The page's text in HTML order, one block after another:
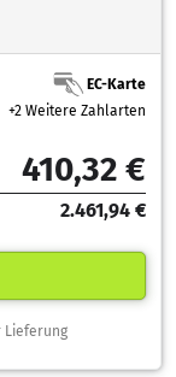
EC-Karte
+2 Weitere Zahlarten
410,32 €
2.461,94 €
Lieferung